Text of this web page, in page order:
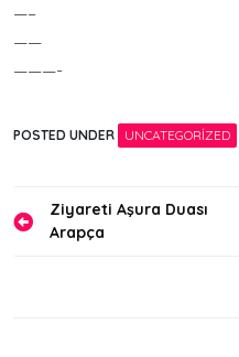
—–
——
———-
POSTED UNDER UNCATEGORIZED
Yazı
gezinmesi
Ziyareti Aşura Duası
Arapça